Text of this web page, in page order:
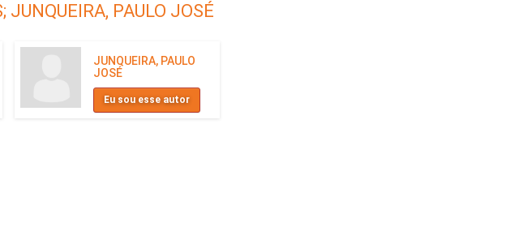
JUNQUEIRA, PAULO JOSÉ
JUNQUEIRA, PAULO
JOSÉ
Eu sou esse autor